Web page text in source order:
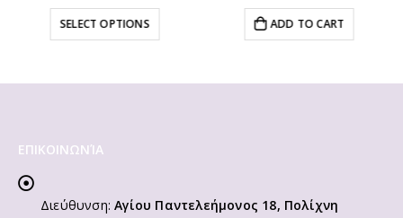
SELECT OPTIONS ADD TO CART
ΕΠΙΚΟΙΝΩΝΊΑ
Διεύθυνση: Αγίου Παντελεήμονος 18, Πολίχνη